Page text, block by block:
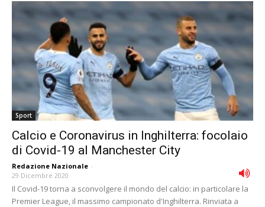
Sport
Calcio e Coronavirus in Inghilterra: focolaio
di Covid-19 al Manchester City
Redazione Nazionale -
29 Dicembre 2020
Il Covid-19 torna a sconvolgere il mondo del calcio: in particolare la
Premier League, il massimo campionato d'Inghilterra. Rinviata a